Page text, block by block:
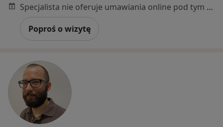
Specjalista nie oferuje umawiania online pod tym adresem.
Poproś o wizytę